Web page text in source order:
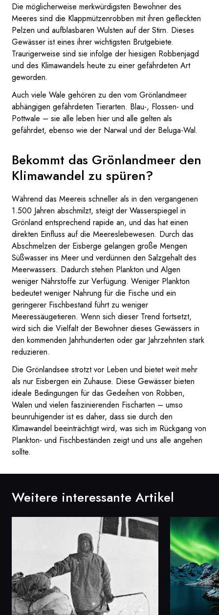
Die möglicherweise merkwürdigsten Bewohner des
Meeres sind die Klappmützenrobben mit ihren gefleckten
Pelzen und aufblasbaren Wulsten auf der Stirn. Dieses
Gewässer ist eines ihrer wichtigsten Brutgebiete.
Traurigerweise sind sie infolge der hiesigen Robbenjagd
und des Klimawandels heute zu einer gefährdeten Art
geworden.
Auch viele Wale gehören zu den vom Grönlandmeer
abhängigen gefährdeten Tierarten. Blau-, Flossen- und
Pottwale – sie alle leben hier und alle gelten als
gefährdet, ebenso wie der Narwal und der Beluga-Wal.
Bekommt das Grönlandmeer den
Klimawandel zu spüren?
Während das Meereis schneller als in den vergangenen
1.500 Jahren abschmilzt, steigt der Wasserspiegel in
Grönland entsprechend rapide an, und das hat einen
direkten Einfluss auf die Meereslebewesen. Durch das
Abschmelzen der Eisberge gelangen große Mengen
Süßwasser ins Meer und verdünnen den Salzgehalt des
Meerwassers. Dadurch stehen Plankton und Algen
weniger Nährstoffe zur Verfügung. Weniger Plankton
bedeutet weniger Nahrung für die Fische und ein
geringerer Fischbestand führt zu weniger
Meeressäugetieren. Wenn sich dieser Trend fortsetzt,
wird sich die Vielfalt der Bewohner dieses Gewässers in
den kommenden Jahrhunderten oder gar Jahrzehnten stark
reduzieren.
Die Grönlandsee strotzt vor Leben und bietet weit mehr
als nur Eisbergen ein Zuhause. Diese Gewässer bieten
ideale Bedingungen für das Gedeihen von Robben,
Walen und vielen faszinierenden Fischarten – umso
beunruhigender ist es daher, dass sie durch den
Klimawandel beeinträchtigt wird, was sich im Rückgang von
Plankton- und Fischbeständen zeigt und uns alle angehen
sollte.
Weitere interessante Artikel